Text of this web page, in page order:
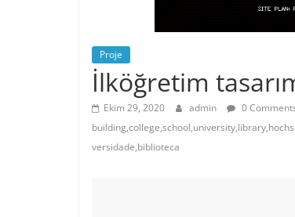
Proje
İlköğretim
Ekim 29, 2020 admin 0
versidade,biblioteca